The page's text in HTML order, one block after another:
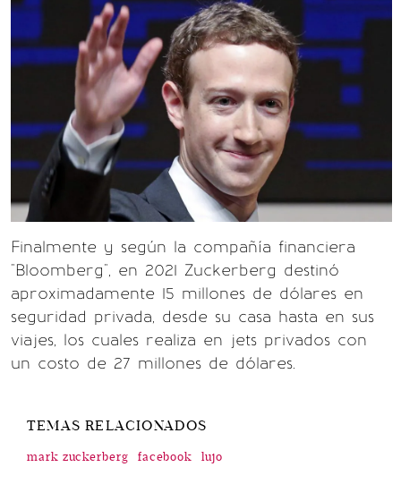
Finalmente y según la compañía financiera
"Bloomberg", en 2021 Zuckerberg destinó
aproximadamente 15 millones de dólares en
seguridad privada, desde su casa hasta en sus
viajes, los cuales realiza en jets privados con
un costo de 27 millones de dólares.
TEMAS RELACIONADOS
mark zuckerberg facebook lujo